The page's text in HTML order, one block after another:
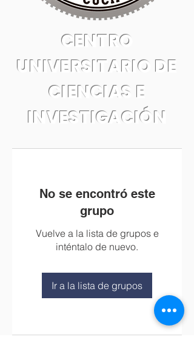
CENTRO
UNIVERSITARIO DE
CIENCIAS E
INVESTIGACIÓN
No se encontró este
grupo
Vuelve a la lista de grupos e
inténtalo de nuevo.
Ir a la lista de grupos